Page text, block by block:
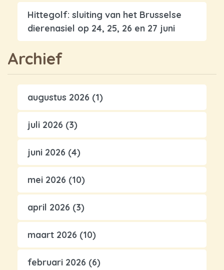
Hittegolf: sluiting van het Brusselse
dierenasiel op 24, 25, 26 en 27 juni
Archief
augustus 2026 (1)
juli 2026 (3)
juni 2026 (4)
mei 2026 (10)
april 2026 (3)
maart 2026 (10)
februari 2026 (6)